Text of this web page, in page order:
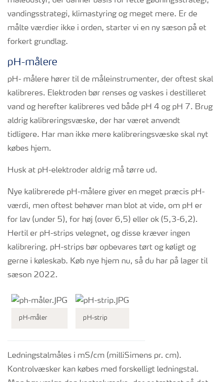
vandingsstrategi, klimastyring og meget mere. Er de
målte værdier ikke i orden, starter vi en ny sæson på et
forkert grundlag.
pH-målere
pH- målere hører til de måleinstrumenter, der oftest skal
kalibreres. Elektroden bør renses og vaskes i destilleret
vand og herefter kalibreres ved både pH 4 og pH 7. Brug
aldrig kalibreringsvæske, der har været anvendt
tidligere. Har man ikke mere kalibreringsvæske skal nyt
købes hjem.
Husk at pH-elektroder aldrig må tørre ud.
Nye kalibrerede pH-målere giver en meget præcis pH-
værdi, men oftest behøver man blot at vide, om pH er
for lav (under 5), for høj (over 6,5) eller ok (5,3-6,2).
Hertil er pH-strips velegnet, og disse kræver ingen
kalibrering. pH-strips bør opbevares tørt og køligt og
gerne i køleskab. Køb nye hjem nu, så du har på lager til
sæson 2022.
pH-måler pH-strip
Ledningstalmåles i mS/cm (milliSimens pr. cm).
Kontrolvæsker kan købes med forskelligt ledningstal.